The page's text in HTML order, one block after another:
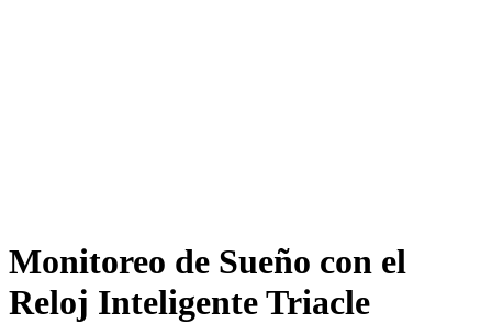
Monitoreo de Sueño con el
Reloj Inteligente Triacle